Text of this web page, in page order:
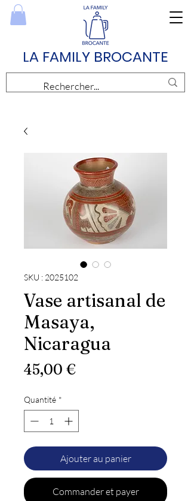
LA FAMILY BROCANTE
SKU : 2025102
Vase artisanal de
Masaya,
Nicaragua
45,00 €Prix
Quantité *
Ajouter au panier
Commander et payer